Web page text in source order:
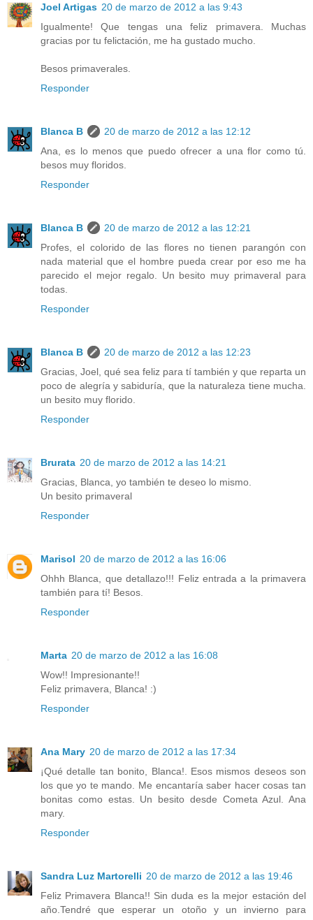
Joel Artigas 20 de marzo de 2012 a las 9:43
Igualmente! Que tengas una feliz primavera. Muchas
gracias por tu felictación, me ha gustado mucho.
Besos primaverales.
Responder
Blanca B
20 de marzo de 2012 a las 12:12
Ana, es lo menos que puedo ofrecer a una flor como tú.
besos muy floridos.
Responder
Blanca B
20 de marzo de 2012 a las 12:21
Profes, el colorido de las flores no tienen parangón con
nada material que el hombre pueda crear por eso me ha
parecido el mejor regalo. Un besito muy primaveral para
todas.
Responder
Blanca B
20 de marzo de 2012 a las 12:23
Gracias, Joel, qué sea feliz para tí también y que reparta un
poco de alegría y sabiduría, que la naturaleza tiene mucha.
un besito muy florido.
Responder
Brurata 20 de marzo de 2012 a las 14:21
Gracias, Blanca, yo también te deseo lo mismo.
Un besito primaveral
Responder
Marisol 20 de marzo de 2012 a las 16:06
Ohhh Blanca, que detallazo!!! Feliz entrada a la primavera
también para tí! Besos.
Responder
Marta 20 de marzo de 2012 a las 16:08
Wow!! Impresionante!!
Feliz primavera, Blanca! :)
Responder
Ana Mary 20 de marzo de 2012 a las 17:34
¡Qué detalle tan bonito, Blanca!. Esos mismos deseos son
los que yo te mando. Me encantaría saber hacer cosas tan
bonitas como estas. Un besito desde Cometa Azul. Ana
mary.
Responder
Sandra Luz Martorelli 20 de marzo de 2012 a las 19:46
Feliz Primavera Blanca!! Sin duda es la mejor estación del
año.Tendré que esperar un otoño y un invierno para